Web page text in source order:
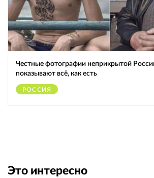
Честные фотографии неприкрытой
показывают всё, как есть
РОССИЯ
Это интересно